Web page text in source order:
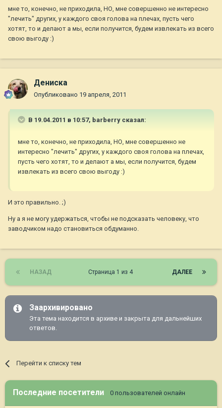
мне то, конечно, не приходила, НО, мне совершенно не интересно
"лечить" других, у каждого своя голова на плечах, пусть чего
хотят, то и делают а мы, если получится, будем извлекать из всего
свою выгоду :)
Дениска
Опубликовано 19 апреля, 2011
В 19.04.2011 в 10:57, barberry сказал:
мне то, конечно, не приходила, НО, мне совершенно не
интересно "лечить" других, у каждого своя голова на плечах,
пусть чего хотят, то и делают а мы, если получится, будем
извлекать из всего свою выгоду :)
И это правильно. ;)
Ну а я не могу удержаться, чтобы не подсказать человеку, что
заводчиком надо становиться обдуманно.
НАЗАД ДАЛЕЕ
Страница 1 из 4
Заархивировано
Эта тема находится в архиве и закрыта для дальнейших
ответов.
Перейти к списку тем
Последние посетители 0 пользователей онлайн